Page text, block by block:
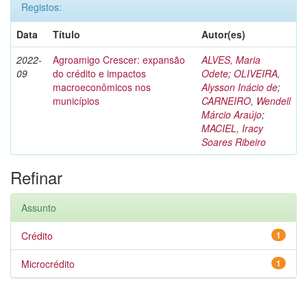
Registos:
Data
Título
Autor(es)
2022-
09
Agroamigo Crescer: expansão
do crédito e impactos
macroeconômicos nos
municípios
ALVES, Maria
Odete; OLIVEIRA,
Alysson Inácio de;
CARNEIRO, Wendell
Márcio Araújo;
MACIEL, Iracy
Soares Ribeiro
Refinar
Assunto
1
Crédito
1
Microcrédito